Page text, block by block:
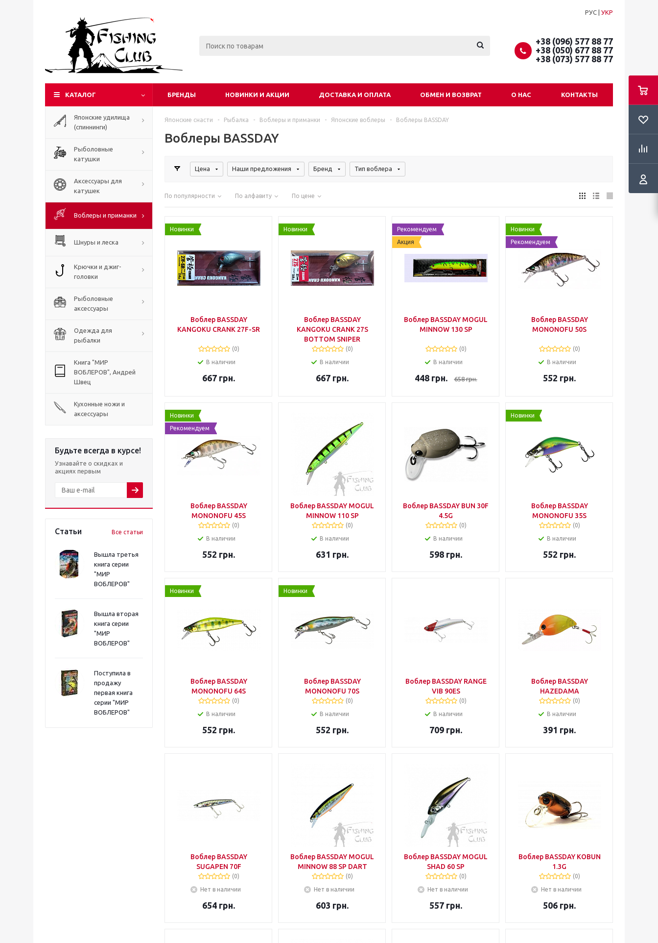
РУС УКР
+38 (096) 577 88 77
+38 (050) 677 88 77
+38 (073) 577 88 77
КАТАЛОГ БРЕНДЫ НОВИНКИ И АКЦИИ ДОСТАВКА И ОПЛАТА ОБМЕН И ВОЗВРАТ О НАС КОНТАКТЫ
Японские удилища
(спиннинги)
Рыболовные
катушки
Аксессуары для
катушек
Воблеры и приманки
Шнуры и леска
Крючки и джиг-
головки
Рыболовные
аксессуары
Одежда для
рыбалки
Книга "МИР
ВОБЛЕРОВ", Андрей
Швец
Кухонные ножи и
аксессуары
Будьте всегда в курсе!
Узнавайте о скидках и
акциях первым
Статьи Все статьи
Вышла третья
книга серии
"МИР
ВОБЛЕРОВ"
Вышла вторая
книга серии
"МИР
ВОБЛЕРОВ"
Поступила в
продажу
первая книга
серии "МИР
ВОБЛЕРОВ"
Японские снасти - Рыбалка - Воблеры и приманки - Японские воблеры - Воблеры BASSDAY
Воблеры BASSDAY
Цена Наши предложения Бренд Тип воблера
По популярности По алфавиту По цене
Новинки
Воблер BASSDAY
KANGOKU CRANK 27F-SR
(0)
В наличии
667 грн.
Новинки
Воблер BASSDAY
KANGOKU CRANK 27S
BOTTOM SNIPER
(0)
В наличии
667 грн.
Рекомендуем
Акция
Воблер BASSDAY MOGUL
MINNOW 130 SP
(0)
В наличии
448грн. 658грн.
Новинки
Рекомендуем
Воблер BASSDAY
MONONOFU 50S
(0)
В наличии
552 грн.
Новинки
Рекомендуем
Воблер BASSDAY
MONONOFU 45S
(0)
В наличии
552 грн.
Воблер BASSDAY MOGUL
MINNOW 110 SP
(0)
В наличии
631 грн.
Воблер BASSDAY BUN 30F
4.5G
(0)
В наличии
598 грн.
Новинки
Воблер BASSDAY
MONONOFU 35S
(0)
В наличии
552 грн.
Новинки
Воблер BASSDAY
MONONOFU 64S
(0)
В наличии
552 грн.
Новинки
Воблер BASSDAY
MONONOFU 70S
(0)
В наличии
552 грн.
Воблер BASSDAY RANGE
VIB 90ES
(0)
В наличии
709 грн.
Воблер BASSDAY
HAZEDAMA
(0)
В наличии
391 грн.
Воблер BASSDAY
SUGAPEN 70F
(0)
Нет в наличии
654 грн.
Воблер BASSDAY MOGUL
MINNOW 88 SP DART
(0)
Нет в наличии
603 грн.
Воблер BASSDAY MOGUL
SHAD 60 SP
(0)
Нет в наличии
557 грн.
Воблер BASSDAY KOBUN
1.3G
(0)
Нет в наличии
506 грн.